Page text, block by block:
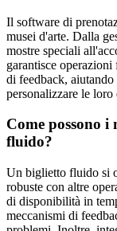
Il software di
musei d'arte. Dalla
mostre speciali
garantisce
di feedback,
personalizzare le
Come possono
fluido?
Un biglietto fluido si
robuste con altre
di disponibilità in
meccanismi di